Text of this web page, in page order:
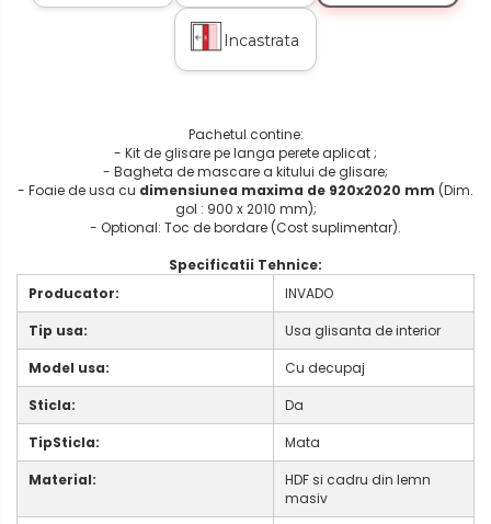
Incastrata
Pachetul contine:
- Kit de glisare pe langa perete aplicat ;
- Bagheta de mascare a kitului de glisare;
- Foaie de usa cu dimensiunea maxima de 920x2020 mm (Dim.
gol : 900 x 2010 mm);
- Optional: Toc de bordare (Cost suplimentar).
Specificatii Tehnice:
Producator:
INVADO
Tip usa:
Usa glisanta de interior
Model usa:
Cu decupaj
Sticla:
Da
TipSticla:
Mata
Material:
HDF si cadru din lemn
masiv